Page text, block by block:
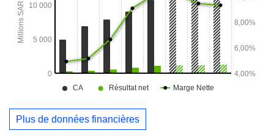
Plus de données financières